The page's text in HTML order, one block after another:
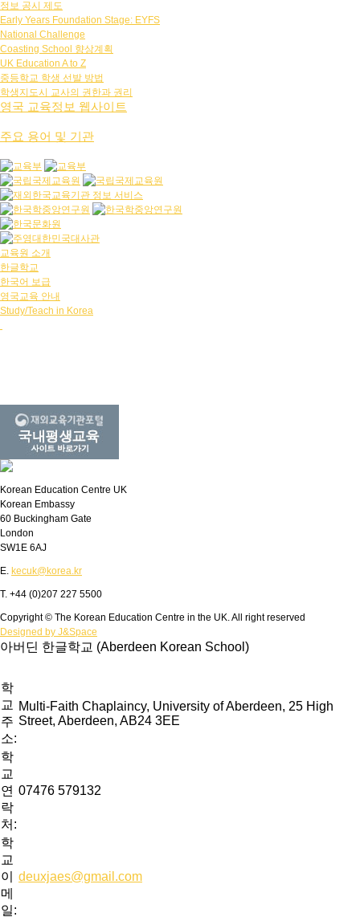
정보 공시 제도
Early Years Foundation Stage: EYFS
National Challenge
Coasting School 향상계획
UK Education A to Z
중등학교 학생 선발 방법
학생지도시 교사의 권한과 권리
영국 교육정보 웹사이트
주요 용어 및 기관
교육원 소개
한글학교
한국어 보급
영국교육 안내
Study/Teach in Korea
Korean Education Centre UK
Korean Embassy
60 Buckingham Gate
London
SW1E 6AJ
E. kecuk@korea.kr
T. +44 (0)207 227 5500
Copyright © The Korean Education Centre in the UK. All right reserved
Designed by J&Space
아버딘 한글학교 (Aberdeen Korean School)
학
교
주
소:
Multi-Faith Chaplaincy, University of Aberdeen, 25 High
Street, Aberdeen, AB24 3EE
학
교
연
락
처:
07476 579132
학
교
이
메
일:
deuxjaes@gmail.com